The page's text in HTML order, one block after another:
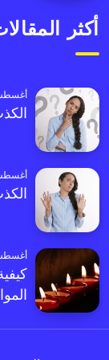
أكثر
أغسطس ٠٩,
أغسطس ٠٩,
أغسطس ٠٩,